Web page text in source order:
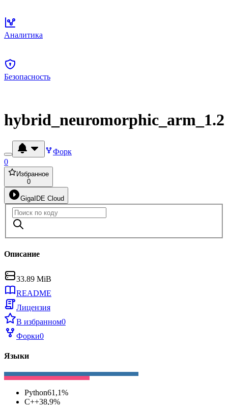
Аналитика
Безопасность
hybrid_neuromorphic_arm_1.2
Форк
0
Избранное
0
GigaIDE Cloud
Описание
33.89 MiB
README
Лицензия
В избранном0
Форки0
Языки
Python61,1%
C++38,9%